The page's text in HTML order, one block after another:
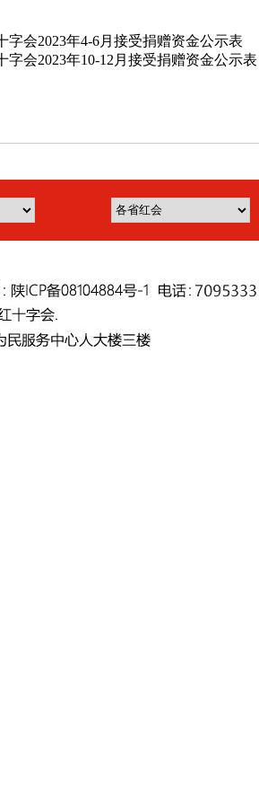
字会2023年4-6月接受捐赠资金公示表
字会2023年10-12月接受捐赠资金公示表